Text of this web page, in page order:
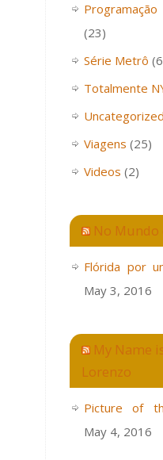
(23)
Série Metrô
Totalmente
Uncategorized
Viagens (25)
Videos (2)
No Mundo
Flórida por
May 3, 2016
My Name
Lorenzo
Picture of
May 4, 2016